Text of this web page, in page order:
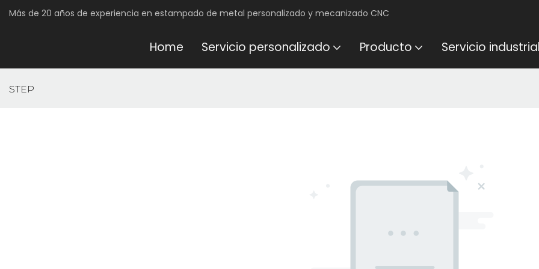
Más de 20 años de experiencia en estampado de metal personalizado y mecanizado CNC
Home Servicio personalizado Producto Servicio industrial
STEP